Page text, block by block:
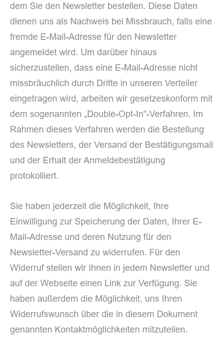
dem Sie den Newsletter bestellen. Diese Daten
dienen uns als Nachweis bei Missbrauch, falls eine
fremde E-Mail-Adresse für den Newsletter
angemeldet wird. Um darüber hinaus
sicherzustellen, dass eine E-Mail-Adresse nicht
missbräuchlich durch Dritte in unseren Verteiler
eingetragen wird, arbeiten wir gesetzeskonform mit
dem sogenannten „Double-Opt-In“-Verfahren. Im
Rahmen dieses Verfahren werden die Bestellung
des Newsletters, der Versand der Bestätigungsmail
und der Erhalt der Anmeldebestätigung
protokolliert.
Sie haben jederzeit die Möglichkeit, Ihre
Einwilligung zur Speicherung der Daten, Ihrer E-
Mail-Adresse und deren Nutzung für den
Newsletter-Versand zu widerrufen. Für den
Widerruf stellen wir Ihnen in jedem Newsletter und
auf der Webseite einen Link zur Verfügung. Sie
haben außerdem die Möglichkeit, uns Ihren
Widerrufswunsch über die in diesem Dokument
genannten Kontaktmöglichkeiten mitzuteilen.